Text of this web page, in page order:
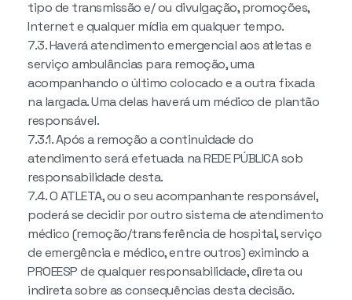
tipo de transmissão e/ ou divulgação, promoções,
Internet e qualquer mídia em qualquer tempo.
7.3. Haverá atendimento emergencial aos atletas e
serviço ambulâncias para remoção, uma
acompanhando o último colocado e a outra fixada
na largada. Uma delas haverá um médico de plantão
responsável.
7.3.1. Após a remoção a continuidade do
atendimento será efetuada na REDE PÚBLICA sob
responsabilidade desta.
7.4. O ATLETA, ou o seu acompanhante responsável,
poderá se decidir por outro sistema de atendimento
médico (remoção/transferência de hospital, serviço
de emergência e médico, entre outros) eximindo a
PROEESP de qualquer responsabilidade, direta ou
indireta sobre as consequências desta decisão.